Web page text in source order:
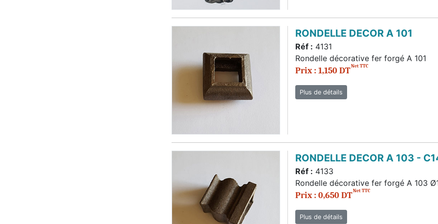
RONDELLE DECOR A 101
Réf : 4131
Rondelle décorative fer forgé A 101
Prix : 1,150 DTNet TTC
Plus de détails
RONDELLE DECOR A 103 -
Réf : 4133
Rondelle décorative fer forgé A 103
Prix : 0,650 DTNet TTC
Plus de détails